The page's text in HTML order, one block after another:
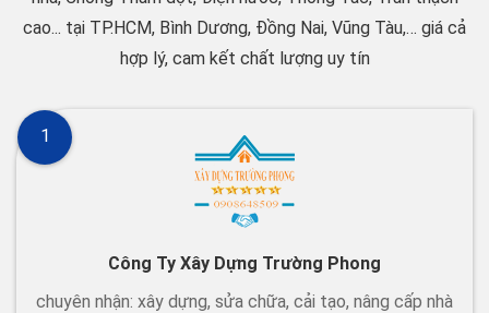
cao... tại TP.HCM, Bình Dương, Đồng Nai, Vũng Tàu,… giá cả
hợp lý, cam kết chất lượng uy tín
Công Ty Xây Dựng Trường Phong
chuyên nhận: xây dựng, sửa chữa, cải tạo, nâng cấp nhà
1